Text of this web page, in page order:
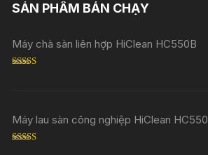
SẢN PHẨM BÁN CHẠY
Máy chà sàn liên hợp HiClean HC550B
Máy lau sàn công nghiệp HiClean HC550